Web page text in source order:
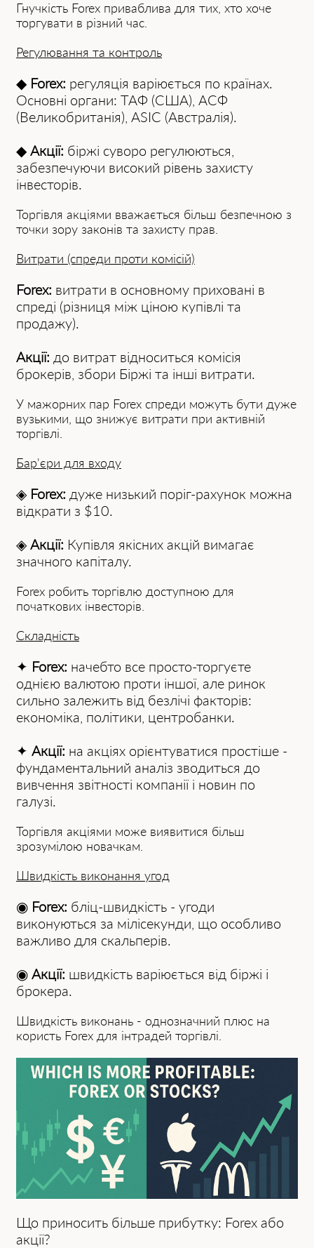
Гнучкість Forex приваблива для тих, хто хоче
торгувати в різний час.
Регулювання та контроль
◆ Forex: регуляція варіюється по країнах.
Основні органи: ТАФ (США), АСФ
(Великобританія), ASIC (Австралія).
◆Акції: біржі суворо регулюються,
забезпечуючи високий рівень захисту
інвесторів.
Торгівля акціями вважається більш безпечною з
точки зору законів та захисту прав.
Витрати (спреди проти комісій)
Forex: витрати в основному приховані в
спреді (різниця між ціною купівлі та
продажу).
Акції: до витрат відноситься комісія
брокерів, збори Біржі та інші витрати.
У мажорних пар Forex спреди можуть бути дуже
вузькими, що знижує витрати при активній
торгівлі.
Бар'єри для входу
◈ Forex: дуже низький поріг-рахунок можна
відкрати з $10.
◈Акції: Купівля якісних акцій вимагає
значного капіталу.
Forex робить торгівлю доступною для
початкових інвесторів.
Складність
✦ Forex: начебто все просто-торгуєте
однією валютою проти іншої, але ринок
сильно залежить від безлічі факторів:
економіка, політики, центробанки.
✦ Акції: на акціях орієнтуватися простіше -
фундаментальний аналіз зводиться до
вивчення звітності компанії і новин по
галузі.
Торгівля акціями може виявитися більш
зрозумілою новачкам.
Швидкість виконання угод
◉ Forex: бліц-швидкість - угоди
виконуються за мілісекунди, що особливо
важливо для скальперів.
◉ Акції: швидкість варіюється від біржі і
брокера.
Швидкість виконань - однозначний плюс на
користь Forex для інтрадей торгівлі.
Що приносить більше прибутку: Forex або
акції?